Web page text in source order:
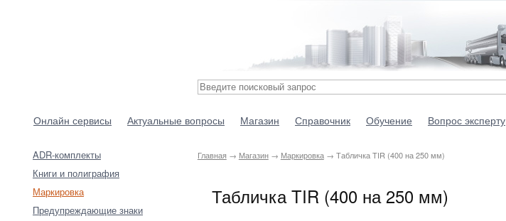
Онлайн сервисы
Актуальные вопросы Магазин Справочник Обучение Вопрос эксперту
ADR-комплекты
Книги и полиграфия
Маркировка
Предупреждающие знаки
Главная→ Магазин→ Маркировка→ Табличка TIR (400 на 250 мм)
Табличка TIR (400 на 250 мм)